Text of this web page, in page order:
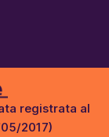
registrata al
2017)